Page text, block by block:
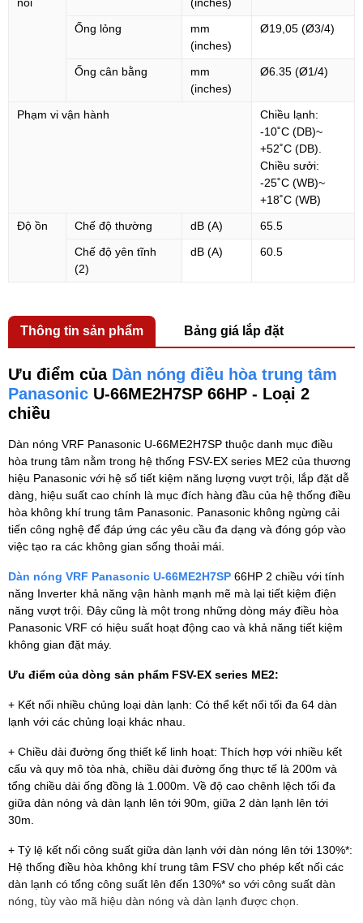
Ống lỏng
mm
(inches)
Ø19,05 (Ø3/4)
Ống cân bằng
mm
(inches)
Ø6.35 (Ø1/4)
Phạm vi vận hành
Chiều lạnh:
-10˚C (DB)~
+52˚C (DB).
Chiều sưởi:
-25˚C (WB)~
+18˚C (WB)
Độ ồn
Chế độ thường dB (A)
65.5
Chế độ yên tĩnh
(2)
dB (A) 60.5
Thông tin sản phẩm Bảng giá lắp đặt
Ưu điểm của Dàn nóng điều hòa trung tâm
Panasonic U-66ME2H7SP 66HP - Loại 2
chiều
Dàn nóng VRF Panasonic U-66ME2H7SP thuộc danh mục điều
hòa trung tâm nằm trong hệ thống FSV-EX series ME2 của thương
hiệu Panasonic với hệ số tiết kiệm năng lượng vượt trội, lắp đặt dễ
dàng, hiệu suất cao chính là mục đích hàng đầu của hệ thống điều
hòa không khí trung tâm Panasonic. Panasonic không ngừng cải
tiến công nghệ để đáp ứng các yêu cầu đa dạng và đóng góp vào
việc tạo ra các không gian sống thoải mái.
Dàn nóng VRF Panasonic U-66ME2H7SP 66HP 2 chiều với tính
năng Inverter khả năng vận hành mạnh mẽ mà lại tiết kiệm điện
năng vượt trội. Đây cũng là một trong những dòng máy điều hòa
Panasonic VRF có hiệu suất hoạt động cao và khả năng tiết kiệm
không gian đặt máy.
Ưu điểm của dòng sản phẩm FSV-EX series ME2:
+ Kết nối nhiều chủng loại dàn lạnh: Có thể kết nối tối đa 64 dàn
lạnh với các chủng loại khác nhau.
+ Chiều dài đường ống thiết kế linh hoạt: Thích hợp với nhiều kết
cấu và quy mô tòa nhà, chiều dài đường ống thực tế là 200m và
tổng chiều dài ống đồng là 1.000m. Về độ cao chênh lệch tối đa
giữa dàn nóng và dàn lạnh lên tới 90m, giữa 2 dàn lạnh lên tới
30m.
+ Tỷ lệ kết nối công suất giữa dàn lạnh với dàn nóng lên tới 130%*:
Hệ thống điều hòa không khí trung tâm FSV cho phép kết nối các
dàn lạnh có tổng công suất lên đến 130%* so với công suất dàn
nóng, tùy vào mã hiệu dàn nóng và dàn lạnh được chọn.